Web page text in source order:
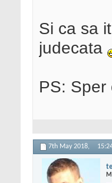
Si ca sa
judecata
PS:
7th May 2018,